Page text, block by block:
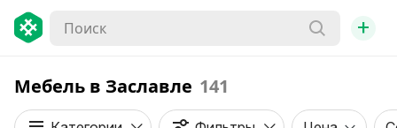
+
Мебель в Заславле 141